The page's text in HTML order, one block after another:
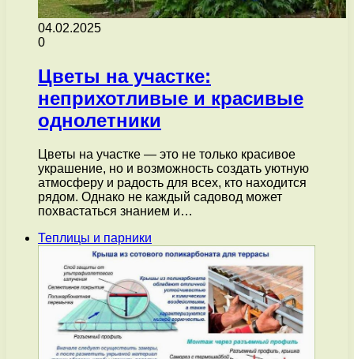
04.02.2025
0
Цветы на участке:
неприхотливые и красивые
однолетники
Цветы на участке — это не только красивое
украшение, но и возможность создать уютную
атмосферу и радость для всех, кто находится
рядом. Однако не каждый садовод может
похвастаться знанием и…
Теплицы и парники